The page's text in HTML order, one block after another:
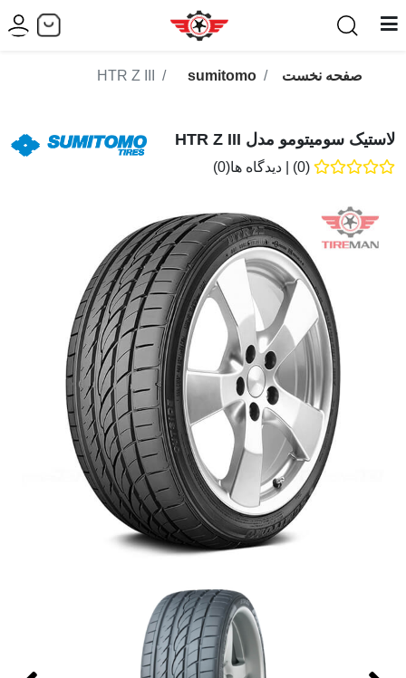
صفحه نخست sumitomo
HTR Z III
لاستیک سومیتومو مدل HTR Z III
(0) دیدگاه ها(0)